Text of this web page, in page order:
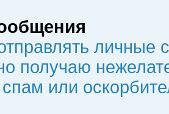
личные
получаю
или